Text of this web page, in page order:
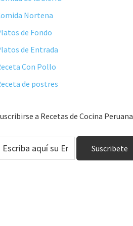
Nortena
de Fondo
de Entrada
Con Pollo
de postres
a Recetas de Cocina Peruana